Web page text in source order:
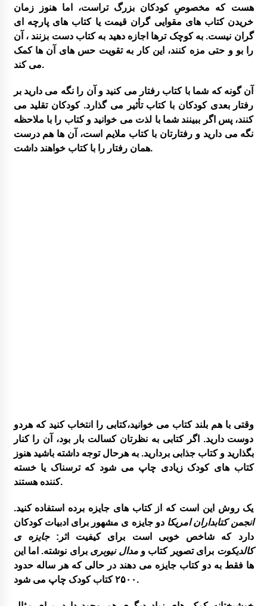
هست که مخصوصِ کودکان بزرگ تراست، اما هنوز زمان
خریدن کتاب های مقوایی گران قیمت یا کتاب های پارچه ای
گران نیست. به کوچک ترها اجازه دهید به کتاب دست بزنند ، آن
را بو و حتی مزه کنند، این کار به تقویت حس های آن ها کمک
می کند.
آن گونه که شما با کتاب رفتار می کنید و آن را نگه می دارید بر
رفتار بعدی کودکان با کتاب تأثیر می گذارد. کودکان تقلید می
کنند، پس اگر ببینند شما با لذت می خوانید و کتاب را با ملاحظه
نگه می دارید و رفتارتان با کتاب ملایم است، آن ها هم درست
همان رفتار را با کتاب خواهند داشت.
وقتی با هم بلند کتاب می خوانید،کتابی را انتخاب کنید که هردو
دوست دارید. اگر کتابی به نظرتان کسالت بار بود، آن را کنار
بگذارید و کتاب جذابی بردارید. به هرحال توجه داشته باشید هنوز
کتاب های کودک زیادی چاپ می شود که ترسناک یا خسته
کننده هستند.
یک روش این است که از کتاب های جایزه برده استفاده کنید.
انجمن کتابداران امریکا دو جایزه ی مشهور برای ادبیات کودکان
دارد که شاخص خوبی است برای کیفیت اثر:جایزه ی
کالدیکوت برای تصویر کتاب ومدال نیوبری برای نوشته. اما این
ها فقط به دو کتاب جایزه می دهند در حالی که هر ساله حدود
۲۵۰۰ کتاب کودک چاپ می شود.